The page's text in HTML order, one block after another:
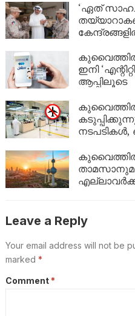
‘ഏത്
കുവൈത്തിൽ
ഇനി
ആപ്പിലൂടെ
നടപടികൾ,
Leave a Reply
Your email address will not be
marked *
Comment *